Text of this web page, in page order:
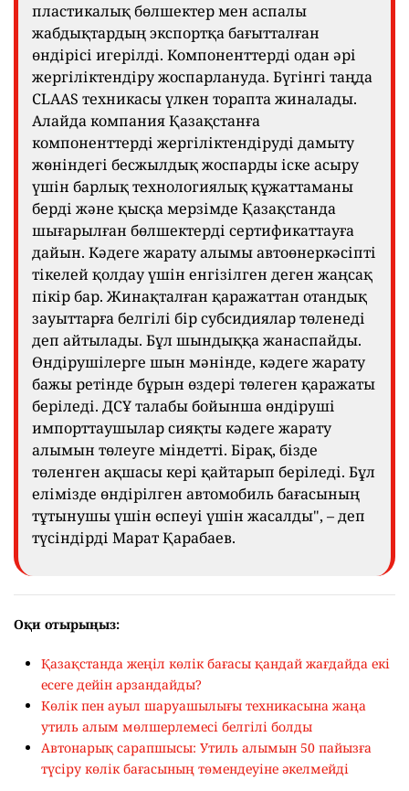
пластикалық бөлшектер мен аспалы
жабдықтардың экспортқа бағытталған
өндірісі игерілді. Компоненттерді одан әрі
жергіліктендіру жоспарлануда. Бүгінгі таңда
CLAAS техникасы үлкен торапта жиналады.
Алайда компания Қазақстанға
компоненттерді жергіліктендіруді дамыту
жөніндегі бесжылдық жоспарды іске асыру
үшін барлық технологиялық құжаттаманы
берді және қысқа мерзімде Қазақстанда
шығарылған бөлшектерді сертификаттауға
дайын. Кәдеге жарату алымы автоөнеркәсіпті
тікелей қолдау үшін енгізілген деген жаңсақ
пікір бар. Жинақталған қаражаттан отандық
зауыттарға белгілі бір субсидиялар төленеді
деп айтылады. Бұл шындыққа жанаспайды.
Өндірушілерге шын мәнінде, кәдеге жарату
бажы ретінде бұрын өздері төлеген қаражаты
беріледі. ДСҰ талабы бойынша өндіруші
импорттаушылар сияқты кәдеге жарату
алымын төлеуге міндетті. Бірақ, бізде
төленген ақшасы кері қайтарып беріледі. Бұл
елімізде өндірілген автомобиль бағасының
тұтынушы үшін өспеуі үшін жасалды", – деп
түсіндірді Марат Қарабаев.
Оқи отырыңыз:
Қазақстанда жеңіл көлік бағасы қандай жағдайда екі
есеге дейін арзандайды?
Көлік пен ауыл шаруашылығы техникасына жаңа
утиль алым мөлшерлемесі белгілі болды
Автонарық сарапшысы: Утиль алымын 50 пайызға
түсіру көлік бағасының төмендеуіне әкелмейді